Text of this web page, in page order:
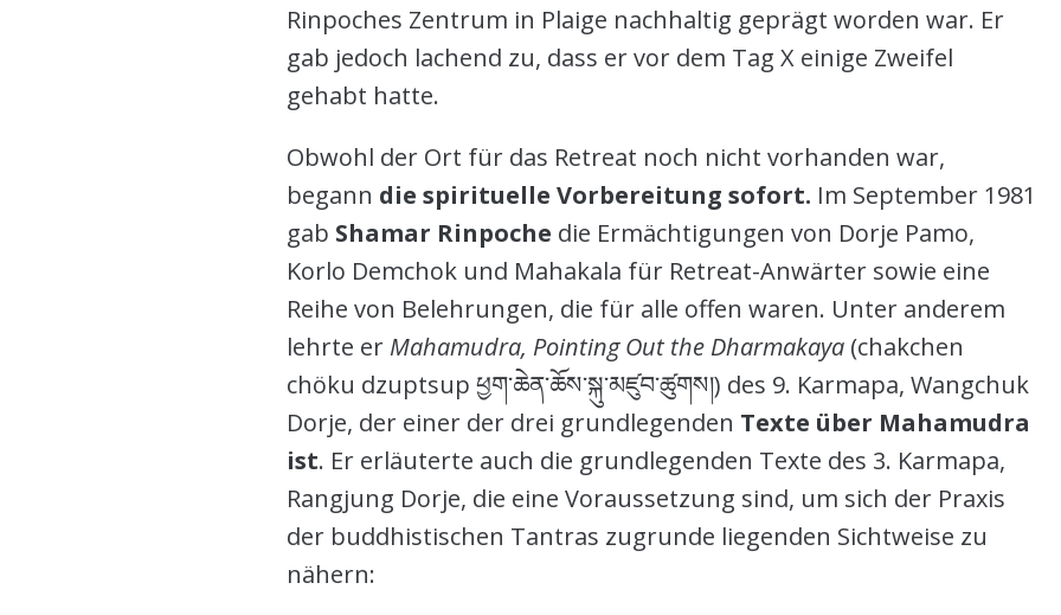
Rinpoches Zentrum in Plaige nachhaltig geprägt worden war. Er
gab jedoch lachend zu, dass er vor dem Tag X einige Zweifel
gehabt hatte.
Obwohl der Ort für das Retreat noch nicht vorhanden war,
begann die spirituelle Vorbereitung sofort. Im September 1981
gab Shamar Rinpoche die Ermächtigungen von Dorje Pamo,
Korlo Demchok und Mahakala für Retreat-Anwärter sowie eine
Reihe von Belehrungen, die für alle offen waren. Unter anderem
lehrte er Mahamudra, Pointing Out the Dharmakaya(chakchen
chöku dzuptsup ཕྱག་ཆེན་ཆོས་སྐུ་མཛུབ་ཚུགས།) des 9. Karmapa, Wangchuk
Dorje, der einer der drei grundlegenden Texte über Mahamudra
ist. Er erläuterte auch die grundlegenden Texte des 3. Karmapa,
Rangjung Dorje, die eine Voraussetzung sind, um sich der Praxis
der buddhistischen Tantras zugrunde liegenden Sichtweise zu
nähern: